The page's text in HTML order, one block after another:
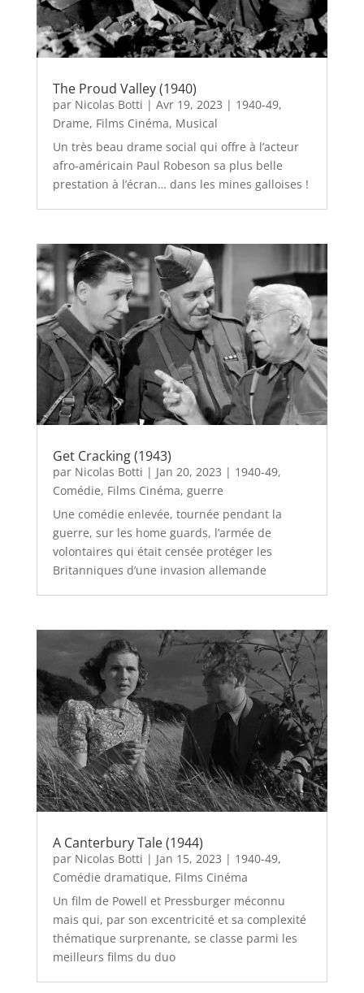
The Proud Valley (1940)
par Nicolas Botti | Avr 19, 2023 | 1940-49,
Drame, Films Cinéma, Musical
Un très beau drame social qui offre à l’acteur
afro-américain Paul Robeson sa plus belle
prestation à l’écran… dans les mines galloises !
Get Cracking (1943)
par Nicolas Botti | Jan 20, 2023 | 1940-49,
Comédie, Films Cinéma, guerre
Une comédie enlevée, tournée pendant la
guerre, sur les home guards, l’armée de
volontaires qui était censée protéger les
Britanniques d’une invasion allemande
A Canterbury Tale (1944)
par Nicolas Botti | Jan 15, 2023 | 1940-49,
Comédie dramatique, Films Cinéma
Un film de Powell et Pressburger méconnu
mais qui, par son excentricité et sa complexité
thématique surprenante, se classe parmi les
meilleurs films du duo